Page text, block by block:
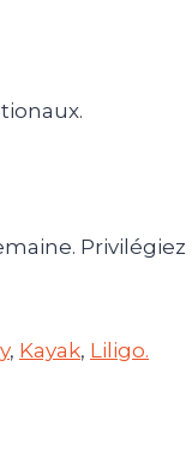
, Kayak, Liligo.